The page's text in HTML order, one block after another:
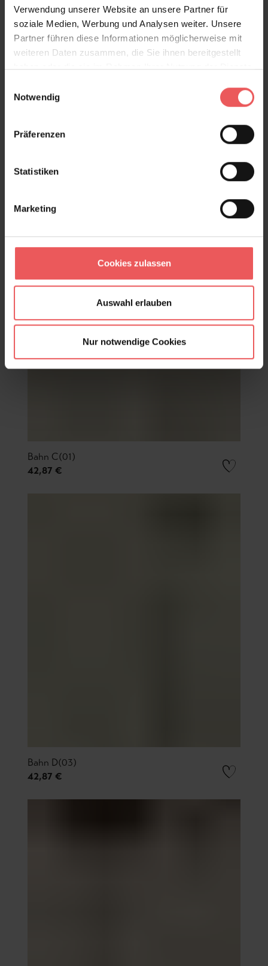
Verwendung unserer Website an unsere Partner für
soziale Medien, Werbung und Analysen weiter. Unsere
Partner führen diese Informationen möglicherweise mit
weiteren Daten zusammen, die Sie ihnen bereitgestellt
haben oder die sie im Rahmen Ihrer Nutzung der Dienste
Notwendig
Präferenzen
Statistiken
Marketing
Cookies zulassen
Auswahl erlauben
Nur notwendige Cookies
Bahn C(01)
42,87 €
Bahn D(03)
42,87 €